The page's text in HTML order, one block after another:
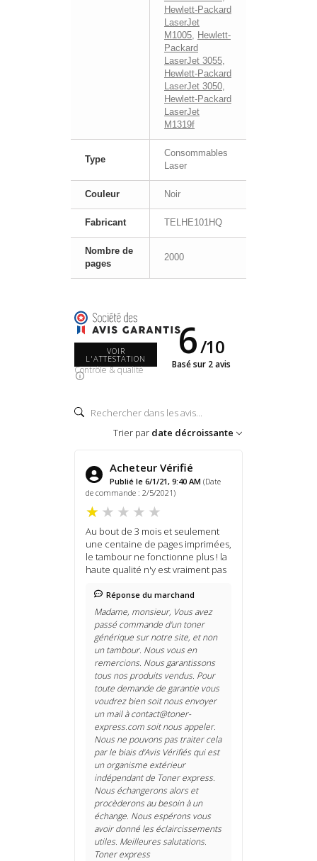
Hewlett-Packard
LaserJet
M1005
Hewlett-
Packard
LaserJet 3055
Hewlett-Packard
LaserJet 3050
Hewlett-Packard
LaserJet
M1319f
Type
Consommables
Laser
Couleur Noir
Fabricant TELHE101HQ
Nombre de
pages
2000
VOIR
L'ATTESTATION
Contrôle & qualité
6/10
Basé sur 2 avis
Trier par date décroissante
Acheteur Vérifié
Publié le 6/1/21, 9:40 AM (Date
de commande : 2/5/2021)
Au bout de 3 mois et seulement
une centaine de pages imprimées,
le tambour ne fonctionne plus ! la
haute qualité n'y est vraiment pas
Réponse du marchand
Madame, monsieur, Vous avez
passé commande d'un toner
générique sur notre site, et non
un tambour. Nous vous en
remercions. Nous garantissons
tous nos produits vendus. Pour
toute demande de garantie vous
voudrez bien soit nous envoyer
un mail à contact@toner-
express.com soit nous appeler.
Nous ne pouvons pas traiter cela
par le biais d'Avis Vérifiés qui est
un organisme extérieur
indépendant de Toner express.
Nous échangerons alors et
procèderons au besoin à un
échange. Nous espérons vous
avoir donné les éclaircissements
utiles. Meilleures salutations.
Toner express